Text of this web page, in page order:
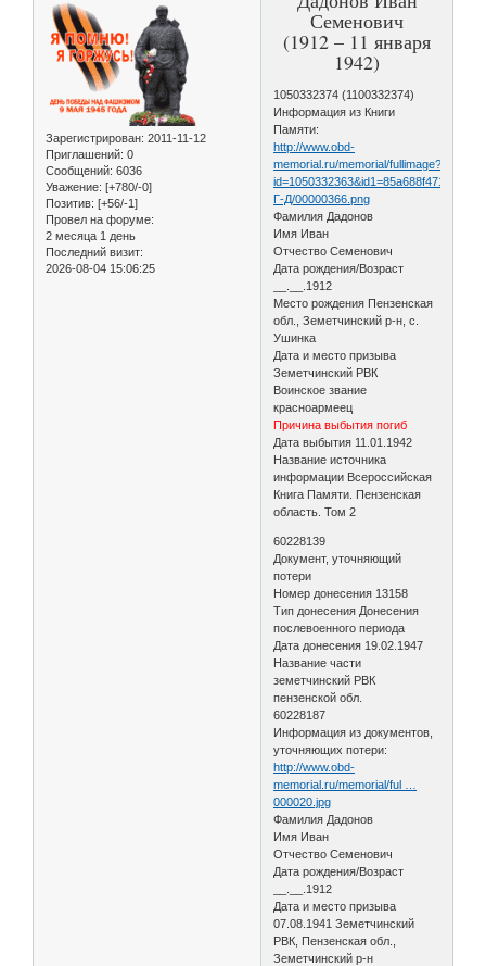
Зарегистрирован: 2011-11-12
Приглашений: 0
Сообщений: 6036
Уважение: [+780/-0]
Позитив: [+56/-1]
Провел на форуме:
2 месяца 1 день
Последний визит:
2026-08-04 15:06:25
Семенович
(1912 – 11 января
1942)
1050332374 (1100332374)
Информация из Книги
Памяти:
http://www.obd-
memorial.ru/memorial/fullimage?
Г-Д/00000366.png
Фамилия Дадонов
Имя Иван
Отчество Семенович
Дата рождения/Возраст
__.__.1912
Место рождения Пензенская
обл., Земетчинский р-н, с.
Ушинка
Дата и место призыва
Земетчинский РВК
Воинское звание
красноармеец
Причина выбытия погиб
Дата выбытия 11.01.1942
Название источника
информации Всероссийская
Книга Памяти. Пензенская
область. Том 2
60228139
Документ, уточняющий
потери
Номер донесения 13158
Тип донесения Донесения
послевоенного периода
Дата донесения 19.02.1947
Название части
земетчинский РВК
пензенской обл.
60228187
Информация из документов,
уточняющих потери:
http://www.obd-
memorial.ru/memorial/ful …
000020.jpg
Фамилия Дадонов
Имя Иван
Отчество Семенович
Дата рождения/Возраст
__.__.1912
Дата и место призыва
07.08.1941 Земетчинский
РВК, Пензенская обл.,
Земетчинский р-н